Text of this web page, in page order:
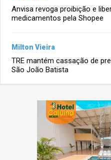
Anvisa revoga proibição e
medicamentos pela Shopee
Milton Vieira
TRE mantém cassação de
São João Batista